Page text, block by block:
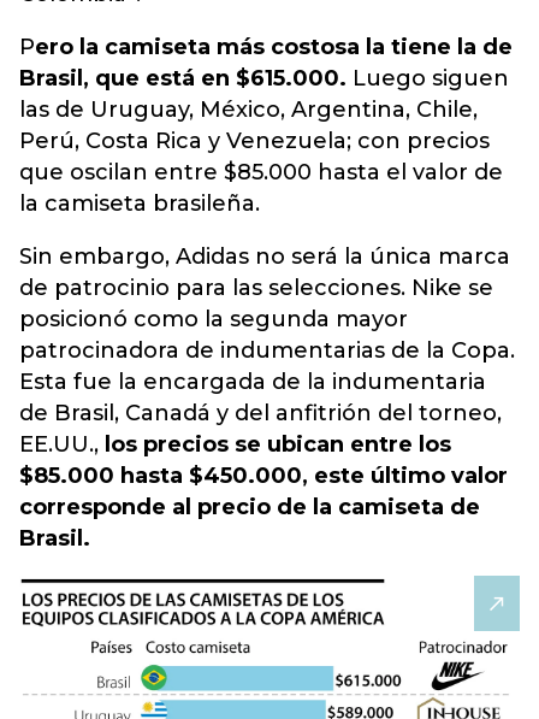
Pero la camiseta más costosa la tiene la de
Brasil, que está en $615.000. Luego siguen
las de Uruguay, México, Argentina, Chile,
Perú, Costa Rica y Venezuela; con precios
que oscilan entre $85.000 hasta el valor de
la camiseta brasileña.
Sin embargo, Adidas no será la única marca
de patrocinio para las selecciones. Nike se
posicionó como la segunda mayor
patrocinadora de indumentarias de la Copa.
Esta fue la encargada de la indumentaria
de Brasil, Canadá y del anfitrión del torneo,
EE.UU., los precios se ubican entre los
$85.000 hasta $450.000, este último valor
corresponde al precio de la camiseta de
Brasil.